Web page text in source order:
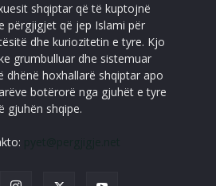
shqiptar që të kuptojnë
përgjigjet që jep Islami për
dhe kuriozitetin e tyre. Kjo
grumbulluar dhe sistemuar
dhënë hoxhallarë shqiptar apo
botërorë nga gjuhët e tyre
gjuhën shqipe.